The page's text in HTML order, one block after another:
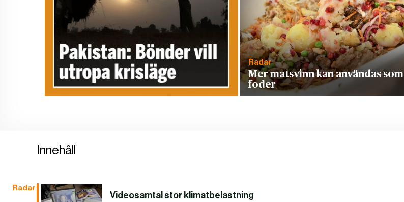
Radar
Mer matsvinn kan användas som
foder
Innehåll
Radar
Videosamtal stor klimatbelastning